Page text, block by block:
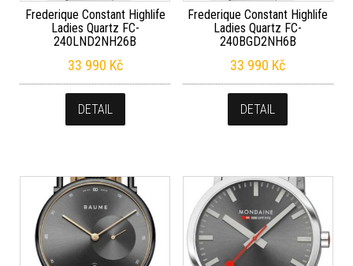
Frederique Constant Highlife
Ladies Quartz FC-
240LND2NH26B
33 990 Kč
DETAIL
Frederique Constant Highlife
Ladies Quartz FC-
240BGD2NH6B
33 990 Kč
DETAIL